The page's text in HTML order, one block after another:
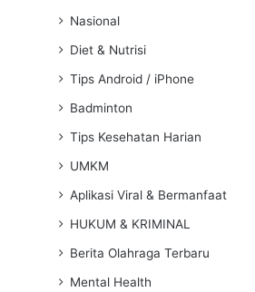
Nasional
Diet & Nutrisi
Tips Android / iPhone
Badminton
Tips Kesehatan Harian
UMKM
Aplikasi Viral & Bermanfaat
HUKUM & KRIMINAL
Berita Olahraga Terbaru
Mental Health